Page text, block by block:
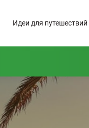
Идеи для путешествий